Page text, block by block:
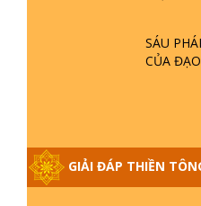
SÁU
CỦA
GIẢI ĐÁP THIỀN
GIẢI ĐÁP
NGỌC
PHẦN 20 -
PHIỀN